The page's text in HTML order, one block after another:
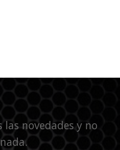
novedades y no